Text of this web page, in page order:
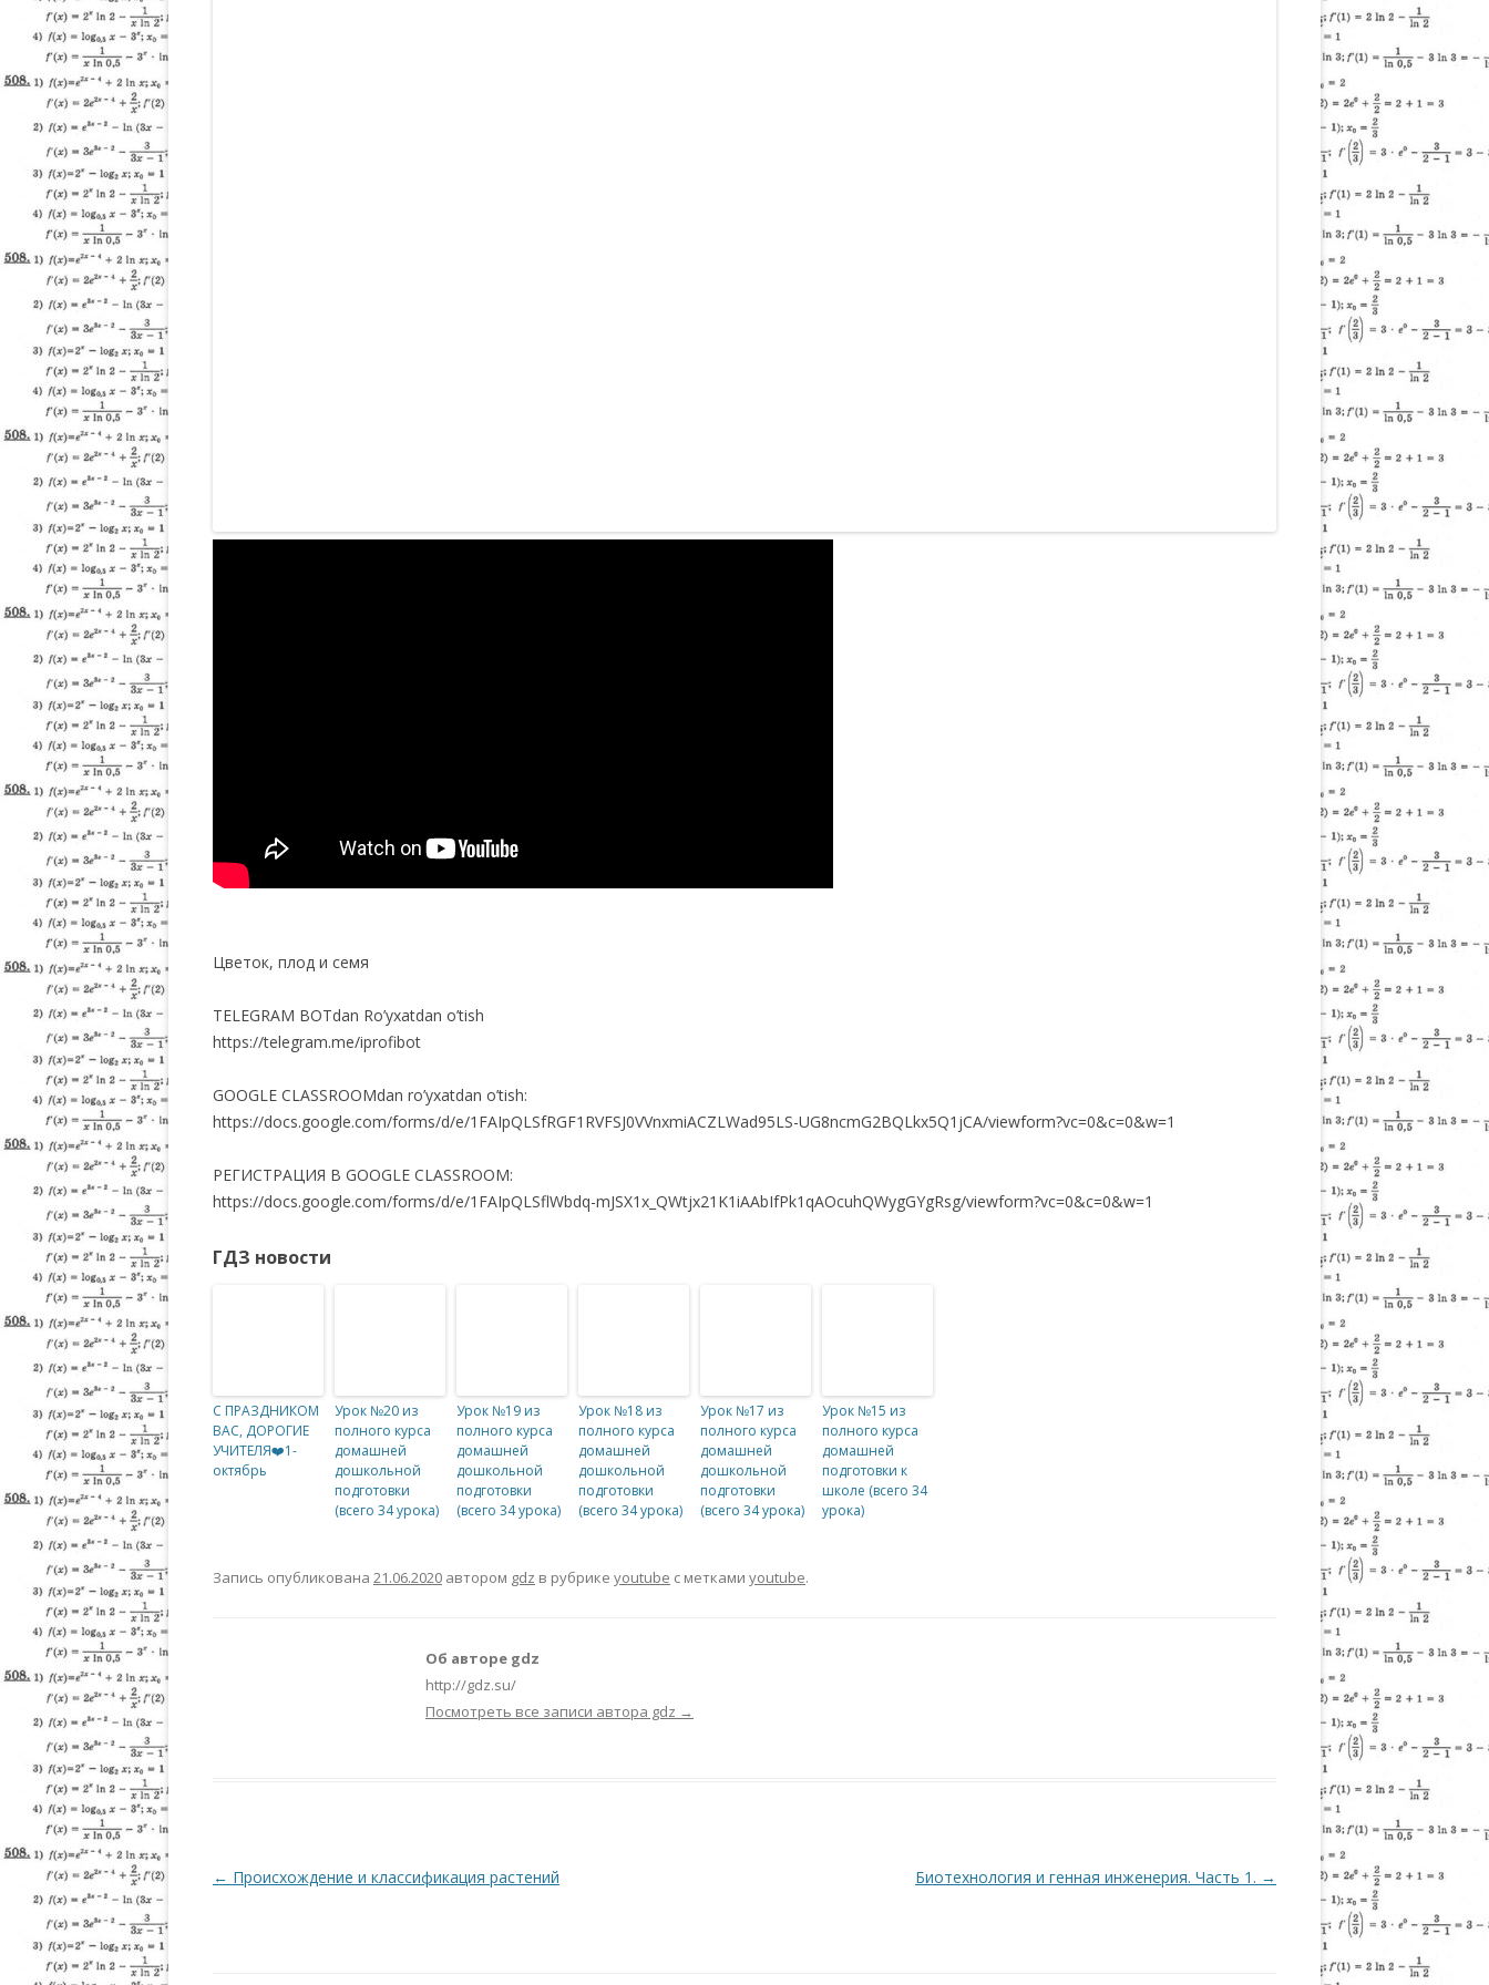
Цветок, плод и семя
TELEGRAM BOTdan Ro’yxatdan o’tish
https://telegram.me/iprofibot
GOOGLE CLASSROOMdan ro’yxatdan o’tish:
https://docs.google.com/forms/d/e/1FAIpQLSfRGF1RVFSJ0VVnxmiACZLWad95LS-UG8ncmG2BQLkx5Q1jCA/viewform?vc=0&c=0&w=1
РЕГИСТРАЦИЯ В GOOGLE CLASSROOM:
https://docs.google.com/forms/d/e/1FAIpQLSflWbdq-mJSX1x_QWtjx21K1iAAbIfPk1qAOcuhQWygGYgRsg/viewform?vc=0&c=0&w=1
ГДЗ новости
С ПРАЗДНИКОМ
ВАС, ДОРОГИЕ
УЧИТЕЛЯ❤️1-
октябрь
Урок №20 из
полного курса
домашней
дошкольной
подготовки
(всего 34 урока)
Урок №19 из
полного курса
домашней
дошкольной
подготовки
(всего 34 урока)
Урок №18 из
полного курса
домашней
дошкольной
подготовки
(всего 34 урока)
Урок №17 из
полного курса
домашней
дошкольной
подготовки
(всего 34 урока)
Урок №15 из
полного курса
домашней
подготовки к
школе (всего 34
урока)
Запись опубликована 21.06.2020 автором gdz в рубрике youtube с метками youtube.
Об авторе gdz
http://gdz.su/
Посмотреть все записи автора gdz →
Навигация по записям
← Происхождение и классификация растений Биотехнология и генная инженерия. Часть 1. →